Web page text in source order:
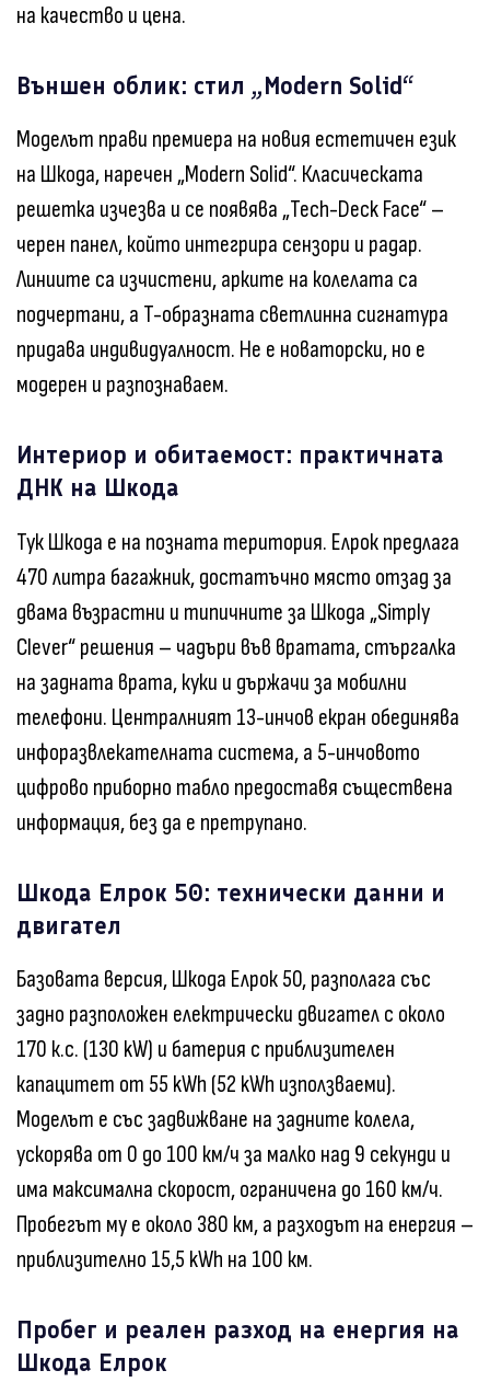
на качество и цена.
Външен облик: стил „Modern Solid“
Моделът прави премиера на новия естетичен език
на Шкода, наречен „Modern Solid“. Класическата
решетка изчезва и се появява „Tech-Deck Face“ –
черен панел, който интегрира сензори и радар.
Линиите са изчистени, арките на колелата са
подчертани, а T-образната светлинна сигнатура
придава индивидуалност. Не е новаторски, но е
модерен и разпознаваем.
Интериор и обитаемост: практичната
ДНК на Шкода
Тук Шкода е на позната територия. Елрок предлага
470 литра багажник, достатъчно място отзад за
двама възрастни и типичните за Шкода „Simply
Clever“ решения – чадъри във вратата, стъргалка
на задната врата, куки и държачи за мобилни
телефони. Централният 13-инчов екран обединява
инфоразвлекателната система, а 5-инчовото
цифрово приборно табло предоставя съществена
информация, без да е претрупано.
Шкода Елрок 50: технически данни и
двигател
Базовата версия, Шкода Елрок 50, разполага със
задно разположен електрически двигател с около
170 к.с. (130 kW) и батерия с приблизителен
капацитет от 55 kWh (52 kWh използваеми).
Моделът е със задвижване на задните колела,
ускорява от 0 до 100 км/ч за малко над 9 секунди и
има максимална скорост, ограничена до 160 км/ч.
Пробегът му е около 380 км, а разходът на енергия –
приблизително 15,5 kWh на 100 км.
Пробег и реален разход на енергия на
Шкода Елрок